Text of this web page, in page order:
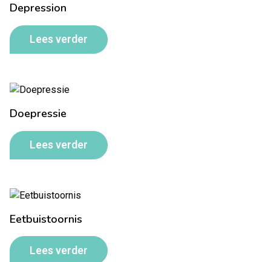
Depression
Lees verder
Doepressie
Lees verder
Eetbuistoornis
Lees verder